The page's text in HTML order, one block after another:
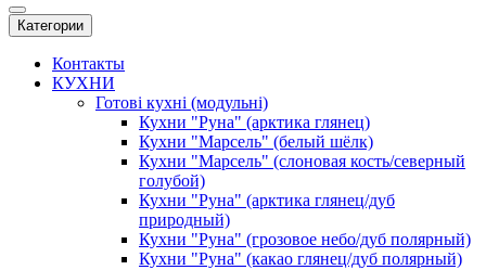
Категории
Контакты
КУХНИ
Готові кухні (модульні)
Кухни "Руна" (арктика глянец)
Кухни "Марсель" (белый шёлк)
Кухни "Марсель" (слоновая кость/северный
голубой)
Кухни "Руна" (арктика глянец/дуб
природный)
Кухни "Руна" (грозовое небо/дуб полярный)
Кухни "Руна" (какао глянец/дуб полярный)